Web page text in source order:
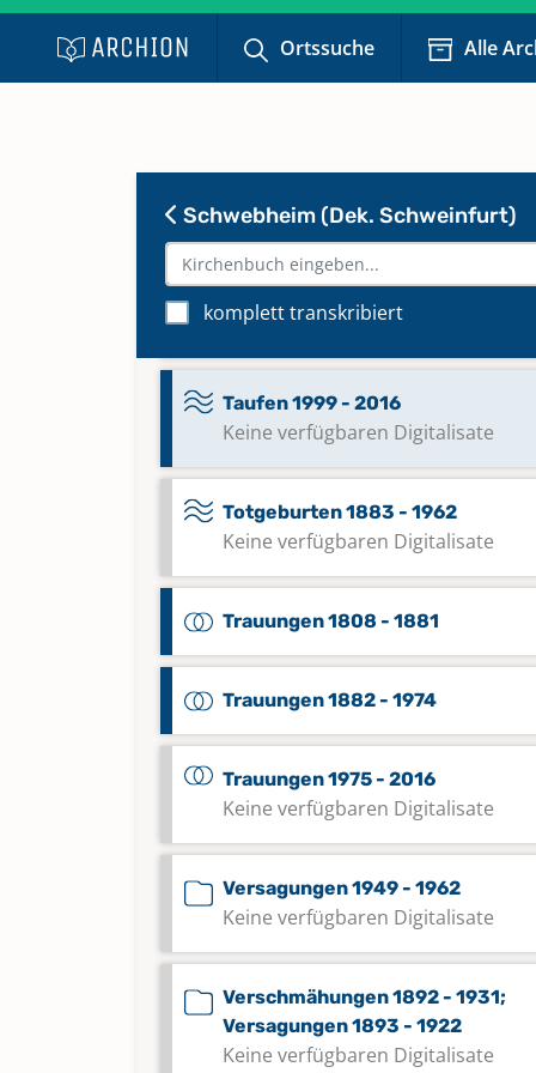
Ortssuche Alle
Schwebheim (Dek. Schweinfurt)
komplett transkribiert
Keine verfügbaren Digitalisate
Taufen 1969 - 1999
Keine verfügbaren Digitalisate
Taufen 1999 - 2016
Keine verfügbaren Digitalisate
Totgeburten 1883 - 1962
Keine verfügbaren Digitalisate
Trauungen 1808 - 1881
Trauungen 1882 - 1974
Trauungen 1975 - 2016
Keine verfügbaren Digitalisate
Versagungen 1949 - 1962
Keine verfügbaren Digitalisate
Verschmähungen 1892 - 1931;
Versagungen 1893 - 1922
Keine verfügbaren Digitalisate